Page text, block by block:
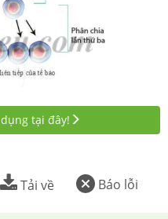
tại đây!
Báo lỗi
Tải về